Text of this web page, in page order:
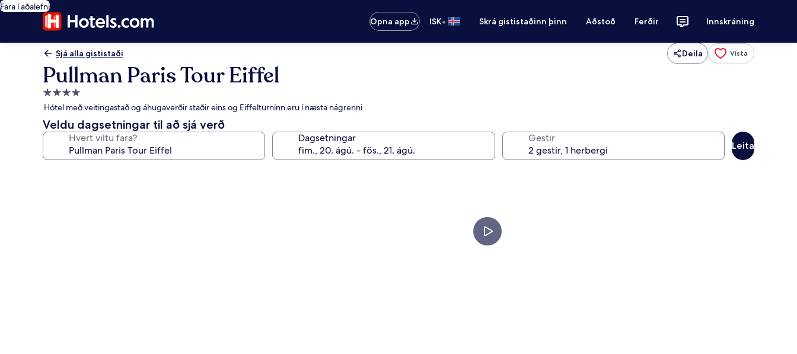
Fara í aðalefni
Opna app
ISK• Skrá gististaðinn þinn Aðstoð Ferðir Innskráning
Sjá alla gististaði Deila Vista
Pullman Paris Tour Eiffel
4.0
stjörnu
gististaður
Hótel með veitingastað og áhugaverðir staðir eins og Eiffelturninn eru í næsta nágrenni
Veldu dagsetningar til að sjá verð
Hvert viltu fara? Dagsetningar Gestir
Leita